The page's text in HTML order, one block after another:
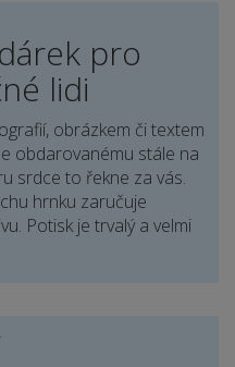
pro
lidi
obrázkem či textem
obdarovanému stále na
srdce to řekne za vás.
hrnku zaručuje
Potisk je trvalý a velmi